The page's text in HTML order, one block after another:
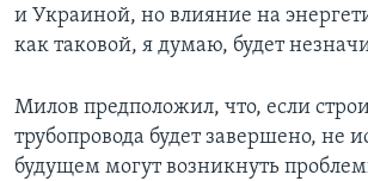
и Украиной, но влияние на
как таковой, я думаю, будет
Милов предположил, что, если
трубопровода будет завершено, не
будущем могут возникнуть